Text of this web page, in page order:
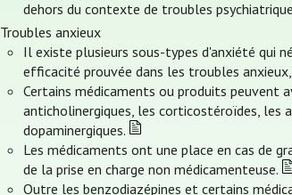
dehors du contexte de troubles
Troubles anxieux
Il existe plusieurs sous-types d'anxiété qui
efficacité prouvée dans les troubles
Certains médicaments ou produits peuvent
anticholinergiques, les corticostéroïdes, les
dopaminergiques.
Les médicaments ont une place en cas de
de la prise en charge non médicamenteuse.
Outre les benzodiazépines et certains